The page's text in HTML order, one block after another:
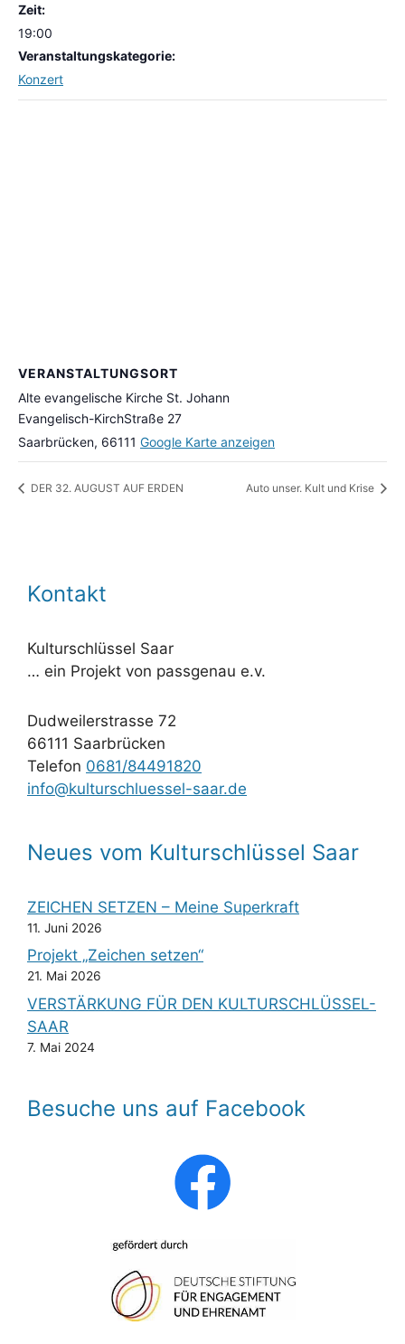
Zeit:
19:00
Veranstaltungskategorie:
Konzert
VERANSTALTUNGSORT
Alte evangelische Kirche St. Johann
Evangelisch-KirchStraße 27
Saarbrücken, 66111 Google Karte anzeigen
DER 32. AUGUST AUF ERDEN Auto unser. Kult und Krise
Kontakt
Kulturschlüssel Saar
… ein Projekt von passgenau e.v.
Dudweilerstrasse 72
66111 Saarbrücken
Telefon 0681/84491820
info@kulturschluessel-saar.de
Neues vom Kulturschlüssel Saar
ZEICHEN SETZEN – Meine Superkraft
11. Juni 2026
Projekt „Zeichen setzen“
21. Mai 2026
VERSTÄRKUNG FÜR DEN KULTURSCHLÜSSEL-
SAAR
7. Mai 2024
Besuche uns auf Facebook